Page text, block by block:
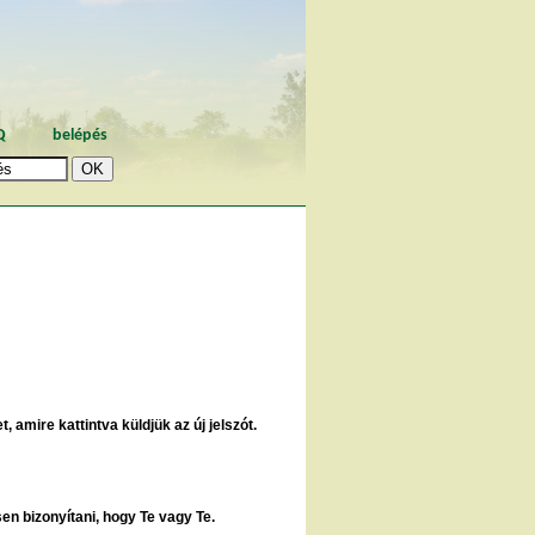
belépés
amire kattintva küldjük az új jelszót.
bizonyítani, hogy Te vagy Te.